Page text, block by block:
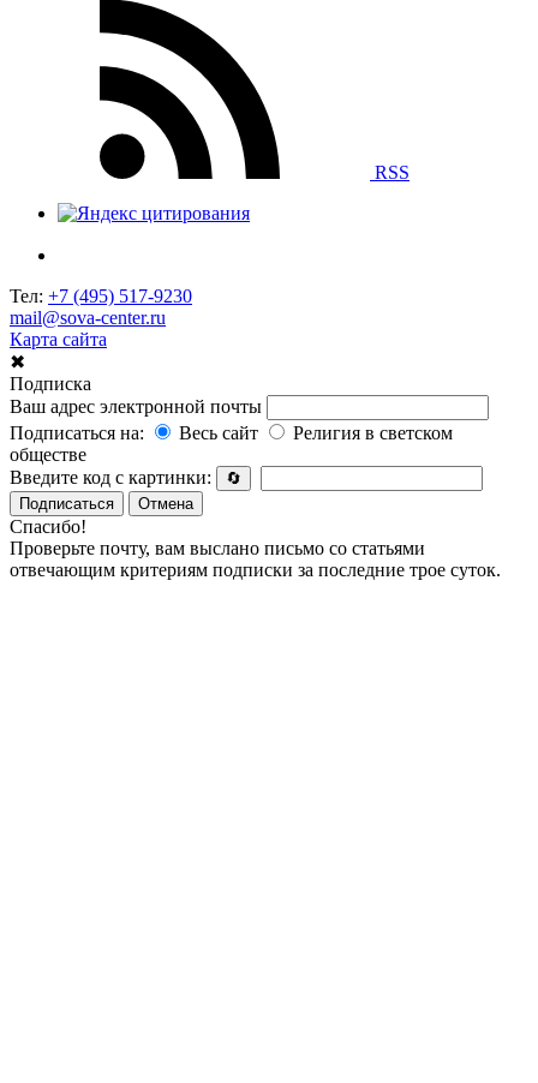
RSS
Тел: +7 (495) 517-9230
mail@sova-center.ru
Карта сайта
✖
Подписка
Ваш адрес электронной почты
Подписаться на:
Весь сайт
Религия в светском
обществе
Введите код с картинки:
🔄
Подписаться
Отмена
Спасибо!
Проверьте почту, вам выслано письмо со статьями
отвечающим критериям подписки за последние трое суток.